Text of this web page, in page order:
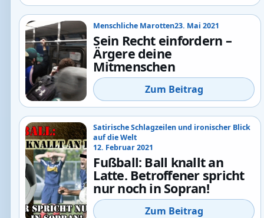
Menschliche Marotten23. Mai 2021
Sein Recht einfordern –
Ärgere deine
Mitmenschen
Zum Beitrag
Satirische Schlagzeilen und ironischer Blick
auf die Welt
12. Februar 2021
Fußball: Ball knallt an
Latte. Betroffener spricht
nur noch in Sopran!
Zum Beitrag